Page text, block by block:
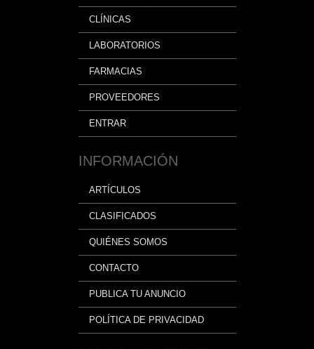
CLÍNICAS
LABORATORIOS
FARMACIAS
PROVEEDORES
ENTRAR
INFORMACIÓN
ARTÍCULOS
CLASIFICADOS
QUIÉNES SOMOS
CONTACTO
PUBLICA TU ANUNCIO
POLÍTICA DE PRIVACIDAD